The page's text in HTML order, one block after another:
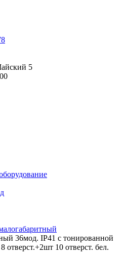
5
36мод. IP41 с тонированной
10 отверст. бел.